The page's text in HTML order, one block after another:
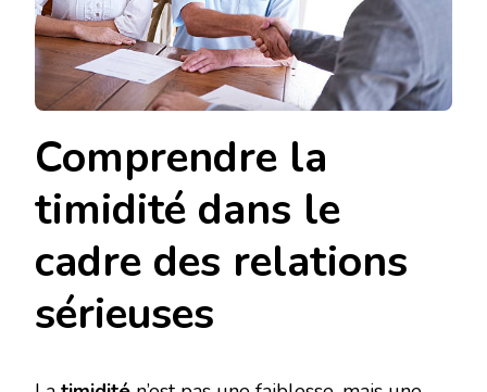
PERSONNE
TIMIDE
Comprendre la
timidité dans le
cadre des relations
sérieuses